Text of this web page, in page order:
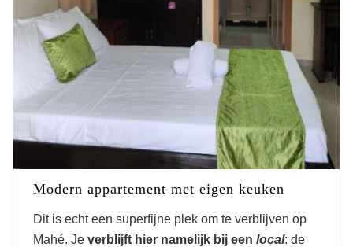
Modern appartement met eigen keuken
Dit is echt een superfijne plek om te verblijven op
Mahé. Je verblijft hier namelijk bij een local: de